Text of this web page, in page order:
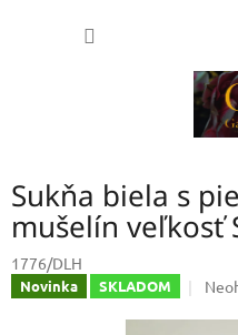
Sukňa biela s
mušelín veľkosť
1776/DLH
Novinka SKLADOM